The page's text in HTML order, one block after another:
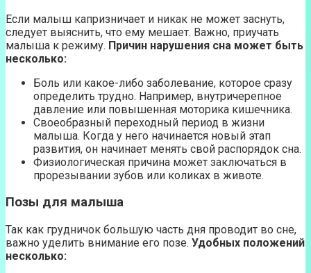
Если малыш капризничает и никак не может заснуть,
следует выяснить, что ему мешает. Важно, приучать
малыша к режиму. Причин нарушения сна может быть
несколько:
Боль или какое-либо заболевание, которое сразу
определить трудно. Например, внутричерепное
давление или повышенная моторика кишечника.
Своеобразный переходный период в жизни
малыша. Когда у него начинается новый этап
развития, он начинает менять свой распорядок сна.
Физиологическая причина может заключаться в
прорезывании зубов или коликах в животе.
Позы для малыша
Так как грудничок большую часть дня проводит во сне,
важно уделить внимание его позе. Удобных положений
несколько: